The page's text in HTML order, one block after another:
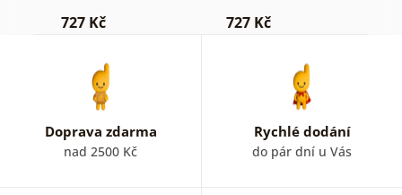
727 Kč 727 Kč
Doprava zdarma
nad 2500 Kč
Rychlé dodání
do pár dní u Vás